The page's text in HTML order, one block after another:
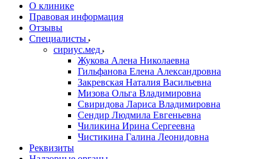
О клинике
Правовая информация
Отзывы
Специалисты
сириус.мед
Жукова Алена Николаевна
Гильфанова Елена Александровна
Закревская Наталия Васильевна
Мизова Ольга Владимировна
Свиридова Лариса Владимировна
Сендир Людмила Евгеньевна
Чиликина Ирина Сергеевна
Чистикина Галина Леонидовна
Реквизиты